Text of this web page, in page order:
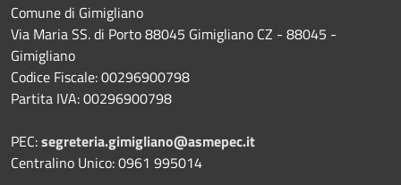
Comune di Gimigliano
Via Maria SS. di Porto 88045 Gimigliano CZ - 88045 -
Gimigliano
Codice Fiscale: 00296900798
Partita IVA: 00296900798
PEC:segreteria.gimigliano@asmepec.it
Centralino Unico: 0961 995014